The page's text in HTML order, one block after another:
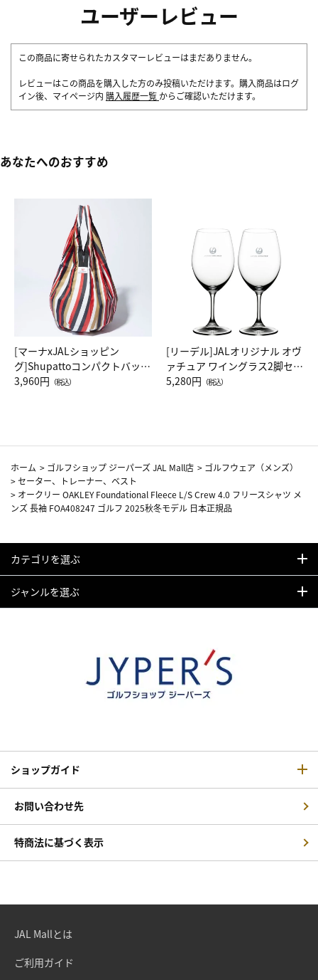
ユーザーレビュー
この商品に寄せられたカスタマーレビューはまだありません。
レビューはこの商品を購入した方のみ投稿いただけます。購入商品はログ
イン後、マイページ内 購入履歴一覧 からご確認いただけます。
あなたへのおすすめ
[マーナxJALショッピン
グ]Shupattoコンパクトバッグ
Drop JAL客室乗務員（LC）ス
3,960円 （税込）
[リーデル]JALオリジナル オヴ
ァチュア ワイングラス2脚セッ
ト（レッドワイン）
5,280円 （税込）
ホーム > ゴルフショップ ジーパーズ JAL Mall店 > ゴルフウェア（メンズ）
>セーター、トレーナー、ベスト
> オークリー OAKLEY Foundational Fleece L/S Crew 4.0 フリースシャツ メ
ンズ 長袖 FOA408247 ゴルフ 2025秋冬モデル 日本正規品
カテゴリを選ぶ
ジャンルを選ぶ
ショップガイド
お問い合わせ先
特商法に基づく表示
JAL Mallとは
ご利用ガイド